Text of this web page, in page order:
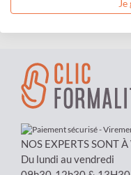
NOS EXPERTS SONT
Du lundi au vendredi